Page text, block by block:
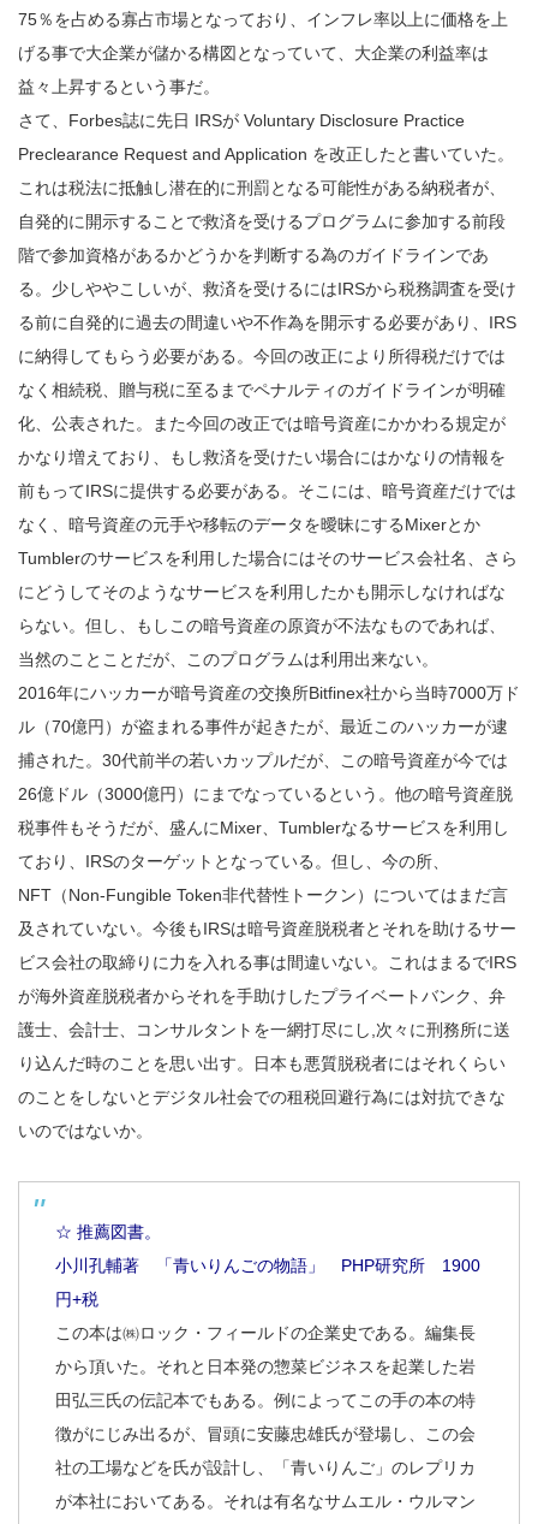
75％を占める寡占市場となっており、インフレ率以上に価格を上
げる事で大企業が儲かる構図となっていて、大企業の利益率は
益々上昇するという事だ。
さて、Forbes誌に先日 IRSが Voluntary Disclosure Practice
Preclearance Request and Application を改正したと書いていた。
これは税法に抵触し潜在的に刑罰となる可能性がある納税者が、
自発的に開示することで救済を受けるプログラムに参加する前段
階で参加資格があるかどうかを判断する為のガイドラインであ
る。少しややこしいが、救済を受けるにはIRSから税務調査を受け
る前に自発的に過去の間違いや不作為を開示する必要があり、IRS
に納得してもらう必要がある。今回の改正により所得税だけでは
なく相続税、贈与税に至るまでペナルティのガイドラインが明確
化、公表された。また今回の改正では暗号資産にかかわる規定が
かなり増えており、もし救済を受けたい場合にはかなりの情報を
前もってIRSに提供する必要がある。そこには、暗号資産だけでは
なく、暗号資産の元手や移転のデータを曖昧にするMixerとか
Tumblerのサービスを利用した場合にはそのサービス会社名、さら
にどうしてそのようなサービスを利用したかも開示しなければな
らない。但し、もしこの暗号資産の原資が不法なものであれば、
当然のことことだが、このプログラムは利用出来ない。
2016年にハッカーが暗号資産の交換所Bitfinex社から当時7000万ド
ル（70億円）が盗まれる事件が起きたが、最近このハッカーが逮
捕された。30代前半の若いカップルだが、この暗号資産が今では
26億ドル（3000億円）にまでなっているという。他の暗号資産脱
税事件もそうだが、盛んにMixer、Tumblerなるサービスを利用し
ており、IRSのターゲットとなっている。但し、今の所、
NFT（Non-Fungible Token非代替性トークン）についてはまだ言
及されていない。今後もIRSは暗号資産脱税者とそれを助けるサー
ビス会社の取締りに力を入れる事は間違いない。これはまるでIRS
が海外資産脱税者からそれを手助けしたプライベートバンク、弁
護士、会計士、コンサルタントを一網打尽にし,次々に刑務所に送
り込んだ時のことを思い出す。日本も悪質脱税者にはそれくらい
のことをしないとデジタル社会での租税回避行為には対抗できな
いのではないか。
☆ 推薦図書。
小川孔輔著 「青いりんごの物語」 PHP研究所 1900
円+税
この本は㈱ロック・フィールドの企業史である。編集長
から頂いた。それと日本発の惣菜ビジネスを起業した岩
田弘三氏の伝記本でもある。例によってこの手の本の特
徴がにじみ出るが、冒頭に安藤忠雄氏が登場し、この会
社の工場などを氏が設計し、「青いりんご」のレプリカ
が本社においてある。それは有名なサムエル・ウルマン